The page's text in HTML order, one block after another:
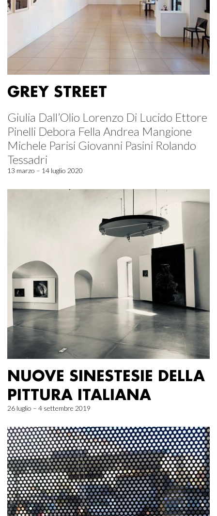
GREY STREET
Giulia Dall’Olio Lorenzo Di Lucido Ettore
Pinelli Debora Fella Andrea Mangione
Michele Parisi Giovanni Pasini Rolando
Tessadri
13 marzo – 14 luglio 2020
NUOVE SINESTESIE DELLA
PITTURA ITALIANA
26 luglio – 4 settembre 2019